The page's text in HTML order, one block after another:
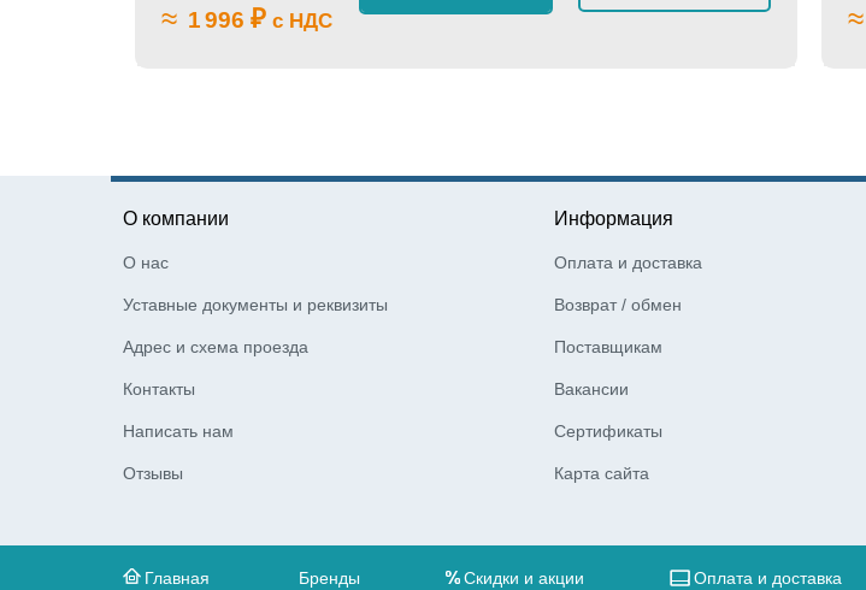
≈ 1 996 ₽ с НДС ≈
О компании
О нас
Уставные документы и реквизиты
Адрес и схема проезда
Контакты
Написать нам
Отзывы
Информация
Оплата и доставка
Возврат / обмен
Поставщикам
Вакансии
Сертификаты
Карта сайта
Главная Бренды Скидки и акции Оплата и доставка